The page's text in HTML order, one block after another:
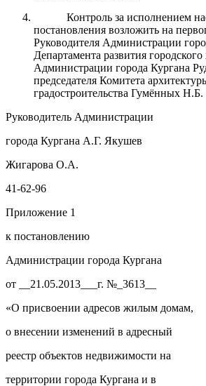
Контроль за исполнением
постановления возложить на
Руководителя Администрации
Департамента развития городского
Администрации города Кургана
председателя Комитета
градостроительства Гумённых Н.Б.
Руководитель Администрации
города Кургана А.Г. Якушев
Жигарова О.А.
41-62-96
Приложение 1
к постановлению
Администрации города Кургана
от __21.05.2013___г. №_3613__
«О присвоении адресов жилым домам,
о внесении изменений в адресный
реестр объектов недвижимости на
территории города Кургана и в